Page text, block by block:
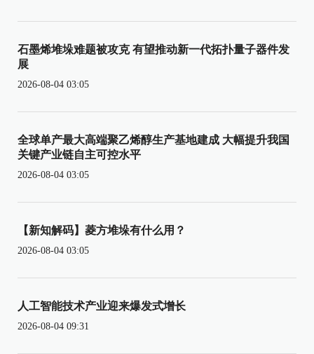
石墨烯堆垛难题被攻克 有望推动新一代拓扑量子器件发
展
2026-08-04 03:05
全球单产最大高端聚乙烯醇生产基地建成 大幅提升我国
关键产业链自主可控水平
2026-08-04 03:05
【新知解码】菱方堆垛有什么用？
2026-08-04 03:05
人工智能技术产业迎来爆发式增长
2026-08-04 09:31